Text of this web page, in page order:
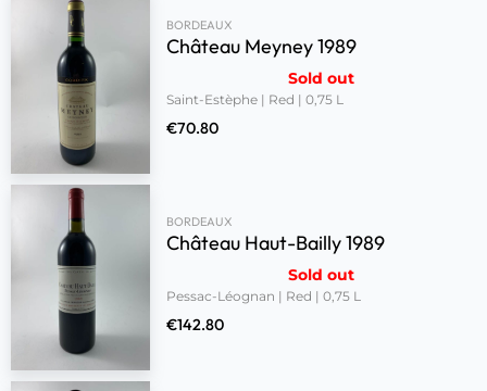
BORDEAUX
Château Meyney 1989
Sold out
Saint-Estèphe | Red | 0,75 L
€70.80
BORDEAUX
Château Haut-Bailly 1989
Sold out
Pessac-Léognan | Red | 0,75 L
€142.80